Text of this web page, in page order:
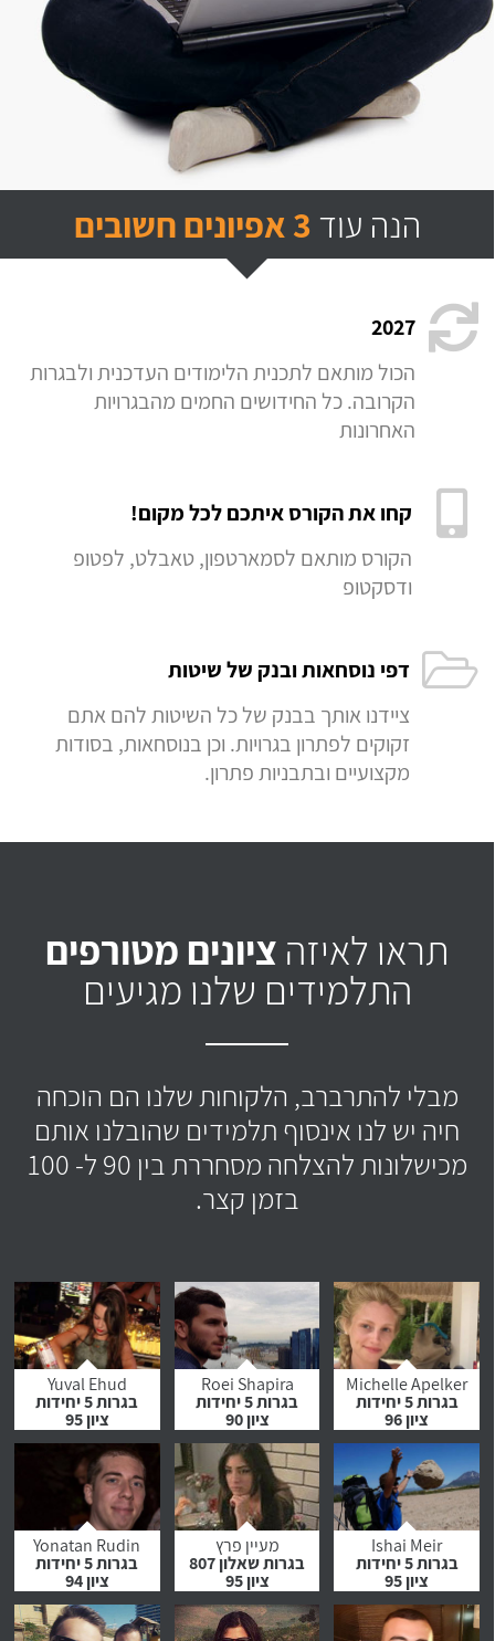
הנה עוד 3 אפיונים חשובים
2027
הכול מותאם לתכנית הלימודים העדכנית ולבגרות
הקרובה. כל החידושים החמים מהבגרויות
האחרונות
קחו את הקורס איתכם לכל מקום!
הקורס מותאם לסמארטפון, טאבלט, לפטופ
ודסקטופ
דפי נוסחאות ובנק של שיטות
ציידנו אותך בבנק של כל השיטות להם אתם
זקוקים לפתרון בגרויות. וכן בנוסחאות, בסודות
מקצועיים ובתבניות פתרון.
תראו לאיזה ציונים מטורפים
התלמידים שלנו מגיעים
מבלי להתרברב, הלקוחות שלנו הם הוכחה
חיה יש לנו אינסוף תלמידים שהובלנו אותם
מכישלונות להצלחה מסחררת בין 90 ל- 100
בזמן קצר.
Michelle Apelker
בגרות 5 יחידות
ציון 96
לחץ לצפייה
בהמלצה
Roei Shapira
בגרות 5 יחידות
ציון 90
לחץ לצפייה
בהמלצה
Yuval Ehud
בגרות 5 יחידות
ציון 95
לחץ לצפייה
בהמלצה
Ishai Meir
בגרות 5 יחידות
ציון 95
מעיין פרץ
בגרות שאלון 807
ציון 95
Yonatan Rudin
בגרות 5 יחידות
ציון 94